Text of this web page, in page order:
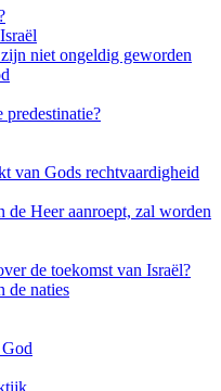
niet ongeldig geworden
predestinatie?
van Gods rechtvaardigheid
de Heer aanroept, zal worden
de toekomst van Israël?
de naties